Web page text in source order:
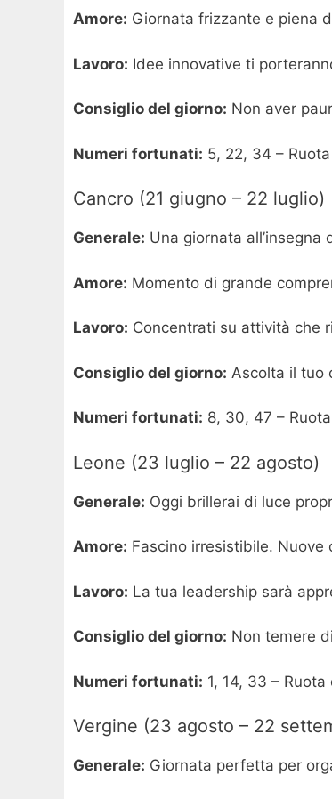
Amore: Giornata frizzante e piena
Lavoro: Idee innovative ti
Consiglio del giorno: Non aver
Numeri fortunati: 5, 22, 34 –
Cancro (21 giugno – 22 luglio)
Generale: Una giornata
Amore: Momento di grande
Lavoro: Concentrati su attività che
Consiglio del giorno: Ascolta il tuo
Numeri fortunati: 8, 30, 47 –
Leone (23 luglio – 22 agosto)
Generale: Oggi brillerai di luce
Amore: Fascino irresistibile.
Lavoro: La tua leadership sarà
Consiglio del giorno: Non temere
Numeri fortunati: 1, 14, 33 – Ruota
Vergine (23 agosto – 22
Generale: Giornata perfetta per